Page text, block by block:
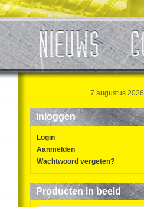
7 augustus 2026
Inloggen
Login
Aanmelden
Wachtwoord vergeten?
Producten in beeld